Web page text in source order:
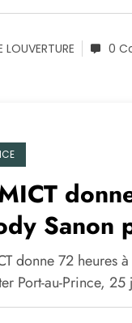
LOUVERTURE 0
Sanon
donne 72 heures
Port-au-Prince,